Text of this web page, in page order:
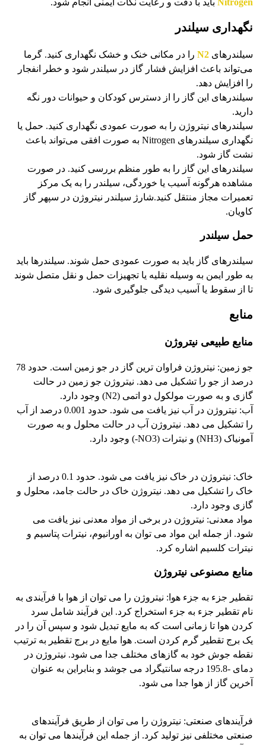
Nitrogen باید با دقت و رعایت نکات ایمنی انجام شود.
نگهداری سیلندر
سیلندرهای N2
را در مکانی خنک و خشک نگهداری کنید. گرما
می‌تواند باعث افزایش فشار گاز در سیلندر شود و خطر انفجار
را افزایش دهد.
سیلندرهای این گاز را از دسترس کودکان و حیوانات دور نگه
دارید.
سیلندرهای نیتروژن را به صورت عمودی نگهداری کنید. حمل یا
نگهداری سیلندرهای Nitrogen به صورت افقی می‌تواند باعث
نشت گاز شود.
سیلندرهای این گاز را به طور منظم بررسی کنید. در صورت
مشاهده هرگونه آسیب یا خوردگی، سیلندر را به یک مرکز
تعمیرات مجاز منتقل کنید.شارژ سیلندر نیتروژن در سپهر گاز
کاویان.
حمل سیلندر
سیلندرهای گاز باید به صورت عمودی حمل شوند. سیلندرها باید
به طور ایمن به وسیله نقلیه یا تجهیزات حمل و نقل متصل شوند
تا از سقوط یا آسیب دیدگی جلوگیری شود.
منابع
منابع طبیعی نیتروژن
جو زمین: نیتروژن فراوان ترین گاز در جو زمین است. حدود 78
درصد از جو را تشکیل می دهد. نیتروژن جو زمین در حالت
گازی و به صورت مولکول دو اتمی (N2) وجود دارد.
آب: نیتروژن در آب نیز یافت می شود. حدود 0.001 درصد از آب
را تشکیل می دهد. نیتروژن آب در حالت محلول و به صورت
آمونیاک (NH3) و نیترات (NO3-) وجود دارد.
خاک: نیتروژن در خاک نیز یافت می شود. حدود 0.1 درصد از
خاک را تشکیل می دهد. نیتروژن خاک در حالت جامد، محلول و
گازی وجود دارد.
مواد معدنی: نیتروژن در برخی از مواد معدنی نیز یافت می
شود. از جمله این مواد می توان به اورانیوم، نیترات پتاسیم و
نیترات کلسیم اشاره کرد.
منابع مصنوعی نیتروژن
تقطیر جزء به جزء هوا: نیتروژن را می توان از هوا با فرآیندی به
نام تقطیر جزء به جزء استخراج کرد. این فرآیند شامل سرد
کردن هوا تا زمانی است که به مایع تبدیل شود و سپس آن را در
یک برج تقطیر گرم کردن است. هوا مایع در برج تقطیر به ترتیب
نقطه جوش خود به گازهای مختلف جدا می شود. نیتروژن در
دمای -195.8 درجه سانتیگراد می جوشد و بنابراین به عنوان
آخرین گاز از هوا جدا می شود.
فرآیندهای صنعتی: نیتروژن را می توان از طریق فرآیندهای
صنعتی مختلفی نیز تولید کرد. از جمله این فرآیندها می توان به